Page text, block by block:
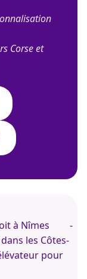
Corse et
à Nîmes
-
les Côtes-
pour